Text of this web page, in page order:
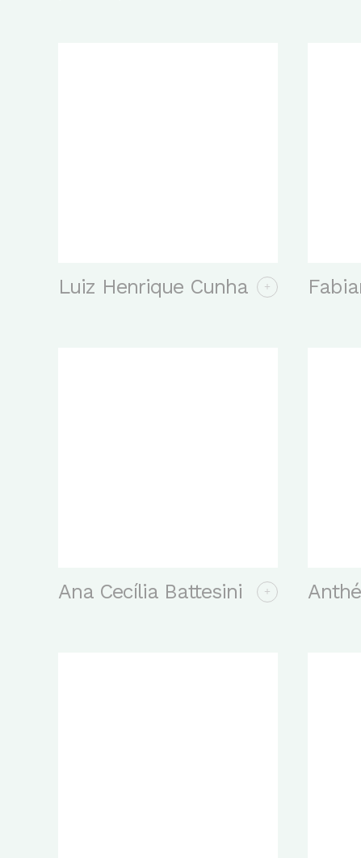
Luiz Henrique Cunha
Ana Cecília Battesini